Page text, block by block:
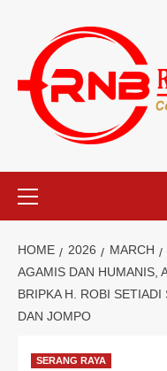
content
Menu
HOME 2026 MARCH
AGAMIS DAN HUMANIS,
BRIPKA H. ROBI
DAN JOMPO
SERANG RAYA